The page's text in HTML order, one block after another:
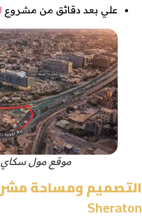
علي بعد دقائق من مشروع
موقع مول سكاي
التصميم ومساحة
Sheraton